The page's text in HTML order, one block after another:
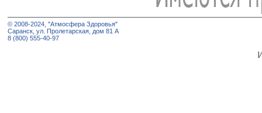
© 2008-2024, "Атмосфера Здоровья"
Саранск, ул. Пролетарская, дом 81 А
8 (800) 555-40-97